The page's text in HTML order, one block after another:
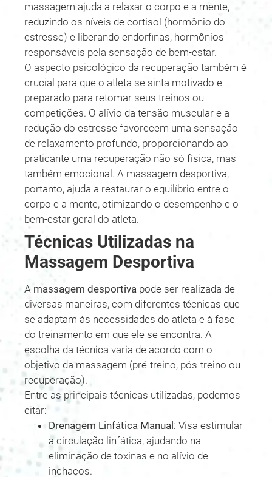
massagem ajuda a relaxar o corpo e a mente,
reduzindo os níveis de cortisol (hormônio do
estresse) e liberando endorfinas, hormônios
responsáveis pela sensação de bem-estar.
O aspecto psicológico da recuperação também é
crucial para que o atleta se sinta motivado e
preparado para retomar seus treinos ou
competições. O alívio da tensão muscular e a
redução do estresse favorecem uma sensação
de relaxamento profundo, proporcionando ao
praticante uma recuperação não só física, mas
também emocional. A massagem desportiva,
portanto, ajuda a restaurar o equilíbrio entre o
corpo e a mente, otimizando o desempenho e o
bem-estar geral do atleta.
Técnicas Utilizadas na
Massagem Desportiva
A massagem desportiva pode ser realizada de
diversas maneiras, com diferentes técnicas que
se adaptam às necessidades do atleta e à fase
do treinamento em que ele se encontra. A
escolha da técnica varia de acordo com o
objetivo da massagem (pré-treino, pós-treino ou
recuperação).
Entre as principais técnicas utilizadas, podemos
citar:
Drenagem Linfática Manual : Visa estimular
a circulação linfática, ajudando na
eliminação de toxinas e no alívio de
inchaços.